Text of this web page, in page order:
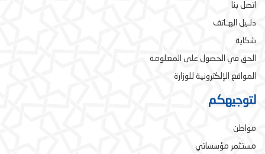
اتصل بنا
دلـيل الهـاتف
شكاية
الحق في الحصول على المعلومة
المواقع الإلكترونية للوزارة
لتوجيهكم
مواطن
مستثمر مؤسساتي